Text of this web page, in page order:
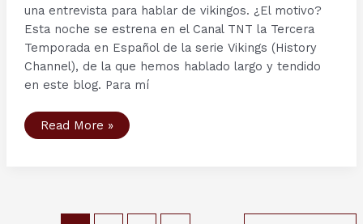
una entrevista para hablar de vikingos. ¿El motivo?
Esta noche se estrena en el Canal TNT la Tercera
Temporada en Español de la serie Vikings (History
Channel), de la que hemos hablado largo y tendido
en este blog. Para mí
"Así
iban
vikingos"
Read More »